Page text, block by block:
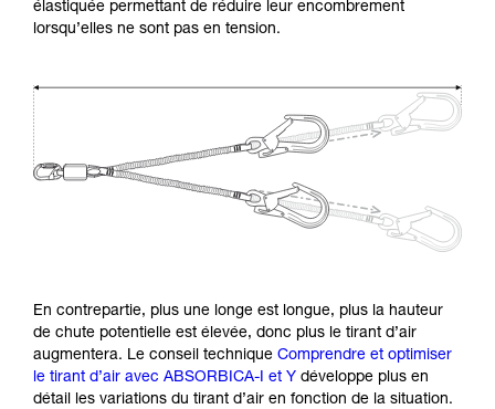
élastiquée permettant de réduire leur encombrement
lorsqu’elles ne sont pas en tension.
En contrepartie, plus une longe est longue, plus la hauteur
de chute potentielle est élevée, donc plus le tirant d’air
augmentera. Le conseil technique Comprendre et optimiser
le tirant d’air avec ABSORBICA-I et Y développe plus en
détail les variations du tirant d’air en fonction de la situation.